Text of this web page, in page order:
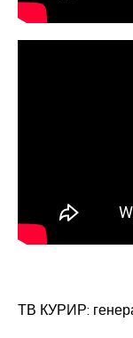
ТВ КУРИР: